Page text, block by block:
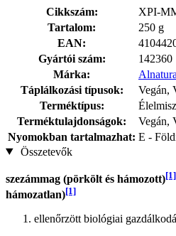
Cikkszám:
XPI-
Tartalom:
250 g
EAN:
Gyártói szám:
142360
Márka:
Alnatura
Táplálkozási típusok:
Vegán,
Terméktípus:
Terméktulajdonságok:
Vegán,
Nyomokban tartalmazhat: E -
Összetevők
szezámmag (pörkölt és hámozott)[1]
hámozatlan)[1]
ellenőrzött biológiai